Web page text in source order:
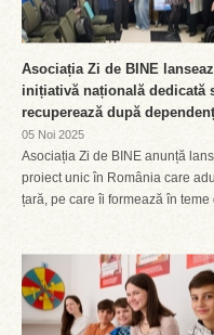
Asociația Zi de BINE
inițiativă națională
recuperează după
05 Noi 2025
Asociația Zi de BINE anunță
proiect unic în România care
țară, pe care îi formează în